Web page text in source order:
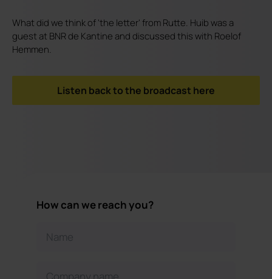
What did we think of 'the letter' from Rutte. Huib was a
guest at BNR de Kantine and discussed this with Roelof
Hemmen.
Listen back to the broadcast here
How can we reach you?